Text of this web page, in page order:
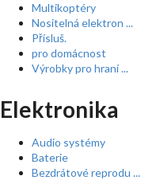
Multikoptéry
Nositelná elektron ...
Přísluš.
pro domácnost
Výrobky pro hraní ...
Elektronika
Audio systémy
Baterie
Bezdrátové reprodu ...